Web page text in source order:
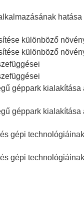
különböző
különböző
géppark kialakítása
géppark kialakítása
gépi
gépi